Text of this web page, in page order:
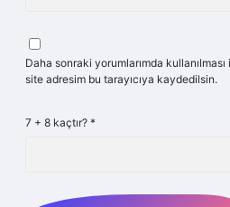
Daha sonraki yorumlarımda
site adresim bu tarayıcıya kaydedilsin.
7 + 8 kaçtır? *